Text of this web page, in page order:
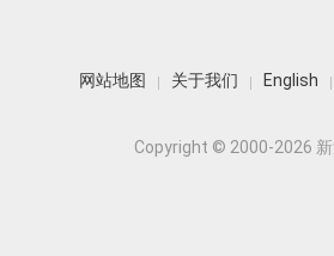
网站地图 关于我们 English
Copyright © 2000-2026